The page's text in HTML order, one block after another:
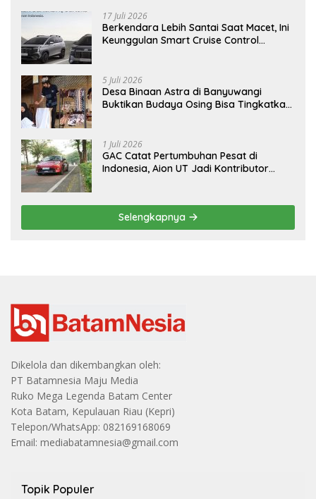
17 Juli 2026
Berkendara Lebih Santai Saat Macet, Ini
Keunggulan Smart Cruise Control
5 Juli 2026
Desa Binaan Astra di Banyuwangi
Buktikan Budaya Osing Bisa Tingkatkan
1 Juli 2026
GAC Catat Pertumbuhan Pesat di
Indonesia, Aion UT Jadi Kontributor
Selengkapnya
Dikelola dan dikembangkan oleh:
PT Batamnesia Maju Media
Ruko Mega Legenda Batam Center
Kota Batam, Kepulauan Riau (Kepri)
Telepon/WhatsApp: 082169168069
Email: mediabatamnesia@gmail.com
Topik Populer